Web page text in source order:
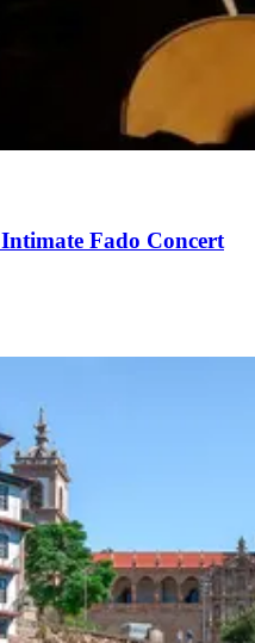
Fado Concert